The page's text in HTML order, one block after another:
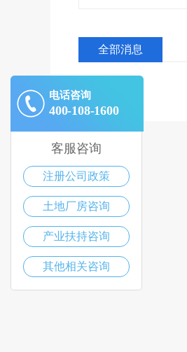
全部消息
电话咨询
400-108-1600
客服咨询
注册公司政策
土地厂房咨询
产业扶持咨询
其他相关咨询